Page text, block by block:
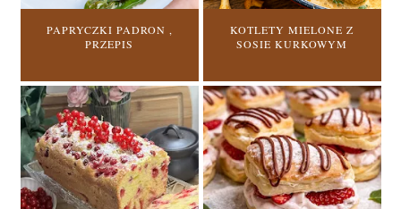
PAPRYCZKI PADRON ,
PRZEPIS
KOTLETY MIELONE Z
SOSIE KURKOWYM